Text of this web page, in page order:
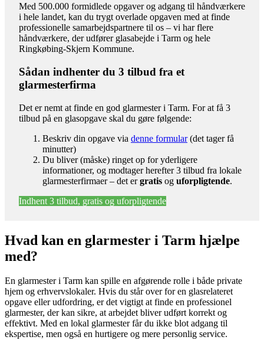
Med 500.000 formidlede opgaver og adgang til håndværkere
i hele landet, kan du trygt overlade opgaven med at finde
professionelle samarbejdspartnere til os – vi har flere
håndværkere, der udfører glasabejde i Tarm og hele
Ringkøbing-Skjern Kommune.
Sådan indhenter du 3 tilbud fra et
glarmesterfirma
Det er nemt at finde en god glarmester i Tarm. For at få 3
tilbud på en glasopgave skal du gøre følgende:
Beskriv din opgave via denne formular(det tager få
minutter)
Du bliver (måske) ringet op for yderligere
informationer, og modtager herefter 3 tilbud fra lokale
glarmesterfirmaer – det ergratis og uforpligtende.
Indhent 3 tilbud, gratis og uforpligtende
Hvad kan en glarmester i Tarm hjælpe
med?
En glarmester i Tarm kan spille en afgørende rolle i både private
hjem og erhvervslokaler. Hvis du står over for en glasrelateret
opgave eller udfordring, er det vigtigt at finde en professionel
glarmester, der kan sikre, at arbejdet bliver udført korrekt og
effektivt. Med en lokal glarmester får du ikke blot adgang til
ekspertise, men også en hurtigere og mere personlig service.